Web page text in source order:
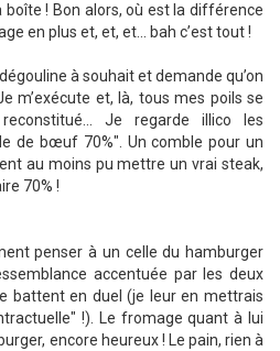
! Bon alors, où est la différence
en plus et, et, et... bah c’est tout !
à souhait et demande qu’on
m’exécute et, là, tous mes poils se
Je regarde illico les
de bœuf 70%". Un comble pour un
au moins pu mettre un vrai steak,
70% !
penser à un celle du hamburger
accentuée par les deux
battent en duel (je leur en mettrais
!). Le fromage quant à lui
encore heureux ! Le pain, rien à